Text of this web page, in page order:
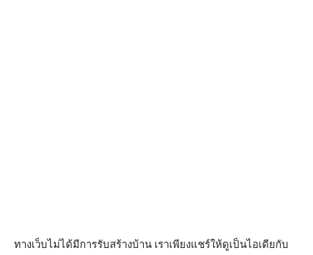
ทางเว็บไม่ได้มีการรับสร้างบ้าน เราเพียงแชร์ให้ดูเป็นไอเดียกับ